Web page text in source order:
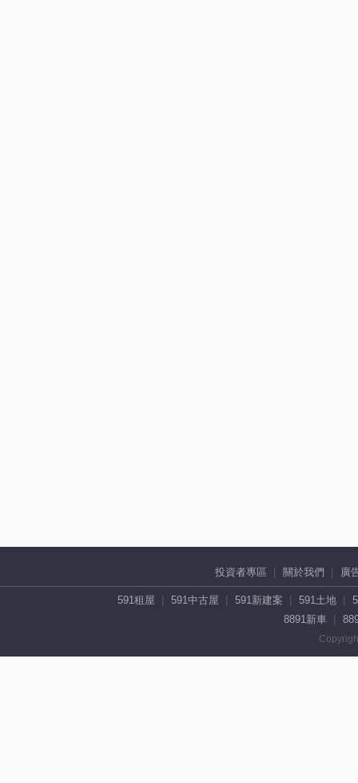
投資者專區 關於我們 廣
591租屋 591中古屋 591新建案 591土地
8891新車